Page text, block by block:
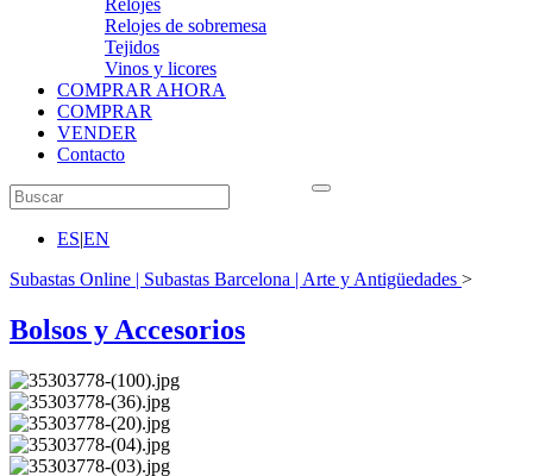
Relojes
Relojes de sobremesa
Tejidos
Vinos y licores
COMPRAR AHORA
COMPRAR
VENDER
Contacto
ES|EN
Subastas Online | Subastas Barcelona | Arte y Antigüedades >
Bolsos y Accesorios